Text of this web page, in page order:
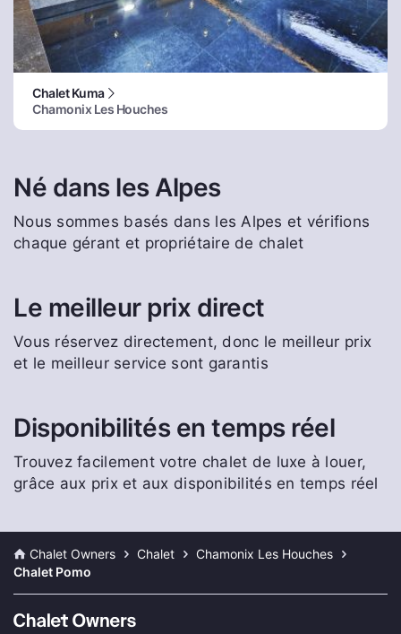
Chalet Kuma
Chamonix Les Houches
Né dans les Alpes
Nous sommes basés dans les Alpes et vérifions
chaque gérant et propriétaire de chalet
Le meilleur prix direct
Vous réservez directement, donc le meilleur prix
et le meilleur service sont garantis
Disponibilités en temps réel
Trouvez facilement votre chalet de luxe à louer,
grâce aux prix et aux disponibilités en temps réel
Chalet Owners Chalet
Chamonix Les Houches
Chalet Pomo